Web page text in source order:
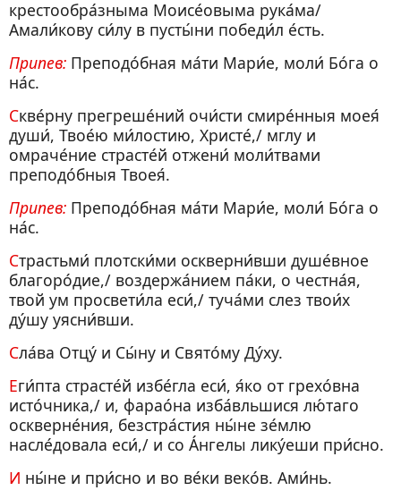
крестообра́зныма Моисе́овыма рука́ма/
Амали́кову си́лу в пусты́ни победи́л е́сть.
Припев: Преподо́бная ма́ти Мари́е, моли́ Бо́га о
на́с.
Скве́рну прегреше́ний очи́сти смире́нныя моея́
души́, Твое́ю ми́лостию, Христе́,/ мглу и
омраче́ние страсте́й отжени́ моли́твами
преподо́бныя Твоея́.
Припев: Преподо́бная ма́ти Мари́е, моли́ Бо́га о
на́с.
Страстьми́ плотски́ми оскверни́вши душе́вное
благоро́дие,/ воздержа́нием па́ки, о честна́я,
твой ум просвети́ла еси́,/ туча́ми слез твои́х
ду́шу уясни́вши.
Сла́ва Отцу́ и Сы́ну и Свято́му Ду́ху.
Еги́пта страсте́й избе́гла еси́, я́ко от грехо́вна
исто́чника,/ и, фарао́на изба́вльшися лю́таго
оскверне́ния, безстра́стия ны́не зе́млю
насле́довала еси́,/ и со А́нгелы лику́еши при́сно.
И ны́не и при́сно и во ве́ки веко́в. Ами́нь.